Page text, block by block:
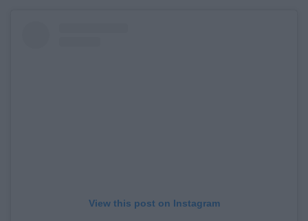
View this post on Instagram